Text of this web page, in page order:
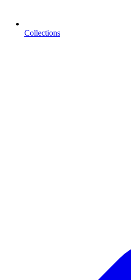
Collections